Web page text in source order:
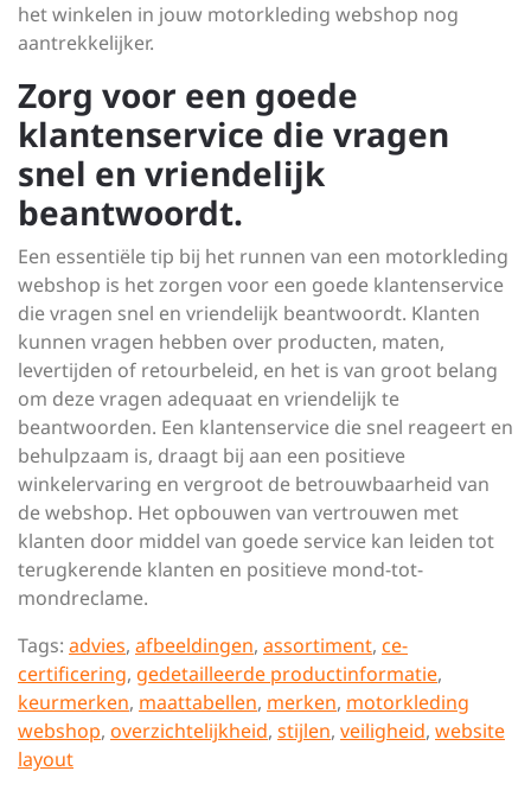
het winkelen in jouw motorkleding webshop nog
aantrekkelijker.
Zorg voor een goede
klantenservice die vragen
snel en vriendelijk
beantwoordt.
Een essentiële tip bij het runnen van een motorkleding
webshop is het zorgen voor een goede klantenservice
die vragen snel en vriendelijk beantwoordt. Klanten
kunnen vragen hebben over producten, maten,
levertijden of retourbeleid, en het is van groot belang
om deze vragen adequaat en vriendelijk te
beantwoorden. Een klantenservice die snel reageert en
behulpzaam is, draagt bij aan een positieve
winkelervaring en vergroot de betrouwbaarheid van
de webshop. Het opbouwen van vertrouwen met
klanten door middel van goede service kan leiden tot
terugkerende klanten en positieve mond-tot-
mondreclame.
Tags: advies, afbeeldingen, assortiment, ce-
certificering, gedetailleerde productinformatie,
keurmerken, maattabellen, merken, motorkleding
webshop, overzichtelijkheid, stijlen, veiligheid, website
layout